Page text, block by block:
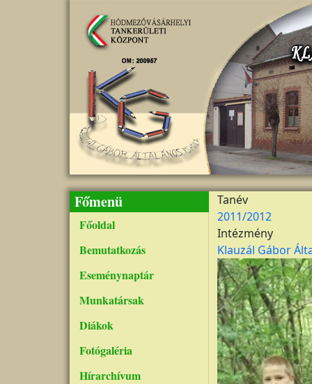
Főmenü
Főoldal
Bemutatkozás
Eseménynaptár
Munkatársak
Diákok
Fotógaléria
Hírarchívum
Tanév
2011/2012
Intézmény
Klauzál Gábor
Kép